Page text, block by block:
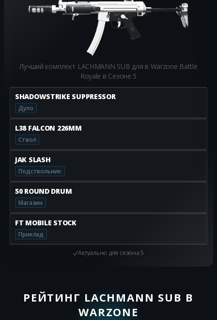
Лучший комплект LACHMANN SUB для в Warzone Battle
Royale в Сезоне 5
SHADOWSTRIKE SUPPRESSOR
Дуло
L38 FALCON 226MM
Ствол
JAK SLASH
Подствольник
50 ROUND DRUM
Магазин
FT MOBILE STOCK
Приклад
Актуально для сезона 5
РЕЙТИНГ LACHMANN SUB В
WARZONE